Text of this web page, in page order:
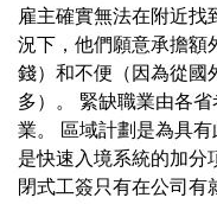
雇主確實無法在附近找
況下，他們願意承擔額
錢）和不便（因為從國
多）。 緊缺職業由各
業。 區域計劃是為具
是快速入境系統的加分
閉式工簽只有在公司有